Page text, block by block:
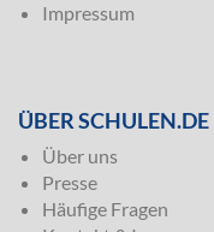
Impressum
ÜBER SCHULEN.DE
Über uns
Presse
Häufige Fragen